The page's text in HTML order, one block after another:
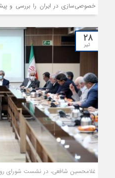
خصوصی‌سازی در ایران را بررسی و
کرد.
۲۸
تیر
غلامحسین شافعی، در نشست شورای